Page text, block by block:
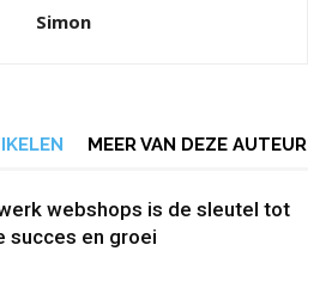
Simon
MEER VAN DEZE AUTEUR
webshops is de sleutel tot
succes en groei